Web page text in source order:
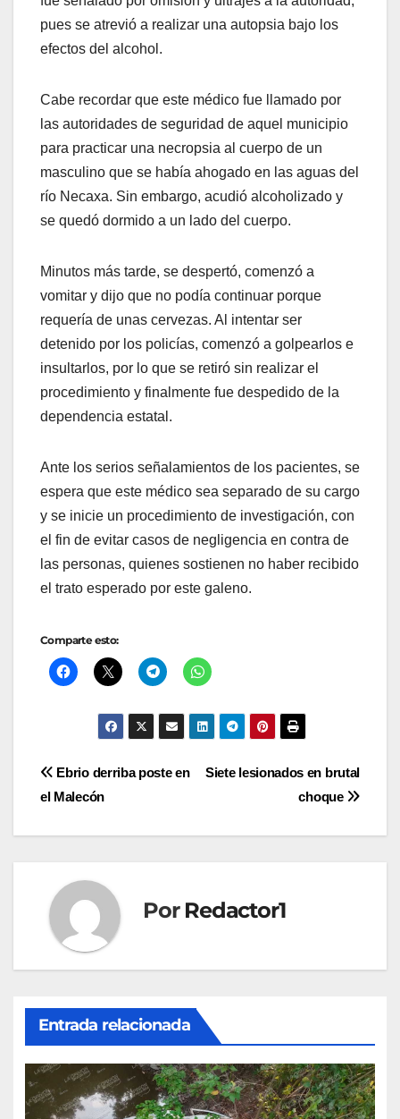
pues se atrevió a realizar una autopsia bajo los
efectos del alcohol.
Cabe recordar que este médico fue llamado por
las autoridades de seguridad de aquel municipio
para practicar una necropsia al cuerpo de un
masculino que se había ahogado en las aguas del
río Necaxa. Sin embargo, acudió alcoholizado y
se quedó dormido a un lado del cuerpo.
Minutos más tarde, se despertó, comenzó a
vomitar y dijo que no podía continuar porque
requería de unas cervezas. Al intentar ser
detenido por los policías, comenzó a golpearlos e
insultarlos, por lo que se retiró sin realizar el
procedimiento y finalmente fue despedido de la
dependencia estatal.
Ante los serios señalamientos de los pacientes, se
espera que este médico sea separado de su cargo
y se inicie un procedimiento de investigación, con
el fin de evitar casos de negligencia en contra de
las personas, quienes sostienen no haber recibido
el trato esperado por este galeno.
Comparte esto:
Navegación
Siete lesionados en brutal
choque
Ebrio derriba poste en
el Malecón
Por Redactor1
Entrada relacionada